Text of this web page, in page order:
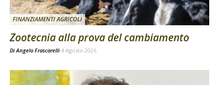
FINANZIAMENTI AGRICOLI
Zootecnia alla prova del cambiamento
DiAngelo Frascarelli 4 Agosto 2026